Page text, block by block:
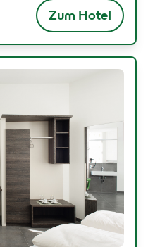
Zum Hotel